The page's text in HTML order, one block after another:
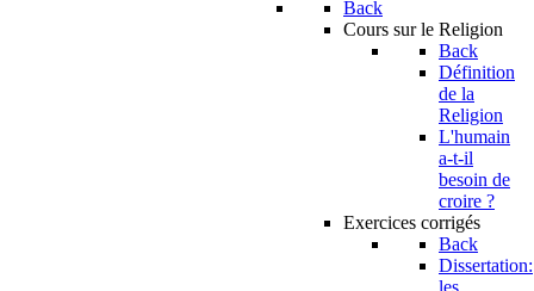
Back
Cours sur le Religion
Back
Définition
de la
Religion
L'humain
a-t-il
besoin de
croire ?
Exercices corrigés
Back
Dissertation:
les